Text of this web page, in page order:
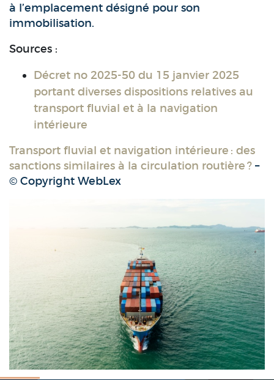
à l’emplacement désigné pour son
immobilisation.
Sources :
Décret no 2025-50 du 15 janvier 2025
portant diverses dispositions relatives au
transport fluvial et à la navigation
intérieure
Transport fluvial et navigation intérieure : des
sanctions similaires à la circulation routière ? –
© Copyright WebLex